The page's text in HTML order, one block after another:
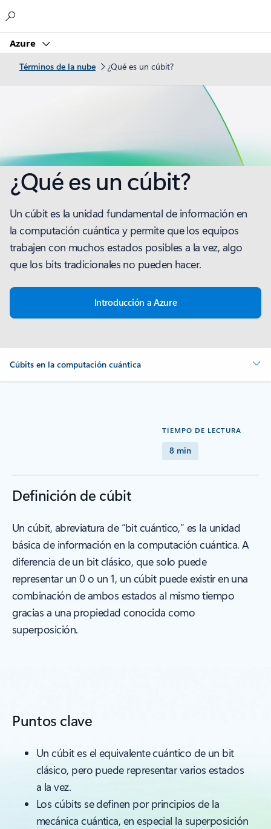
Azure
Términos de la nube ¿Qué es un cúbit?
¿Qué es un cúbit?
Un cúbit es la unidad fundamental de información en
la computación cuántica y permite que los equipos
trabajen con muchos estados posibles a la vez, algo
que los bits tradicionales no pueden hacer.
Introducción a Azure
Cúbits en la computación cuántica
TIEMPO DE LECTURA
8 min
Definición de cúbit
Un cúbit, abreviatura de “bit cuántico,” es la unidad
básica de información en la computación cuántica. A
diferencia de un bit clásico, que solo puede
representar un 0 o un 1, un cúbit puede existir en una
combinación de ambos estados al mismo tiempo
gracias a una propiedad conocida como
superposición.
Puntos clave
Un cúbit es el equivalente cuántico de un bit
clásico, pero puede representar varios estados
a la vez.
Los cúbits se definen por principios de la
mecánica cuántica, en especial la superposición